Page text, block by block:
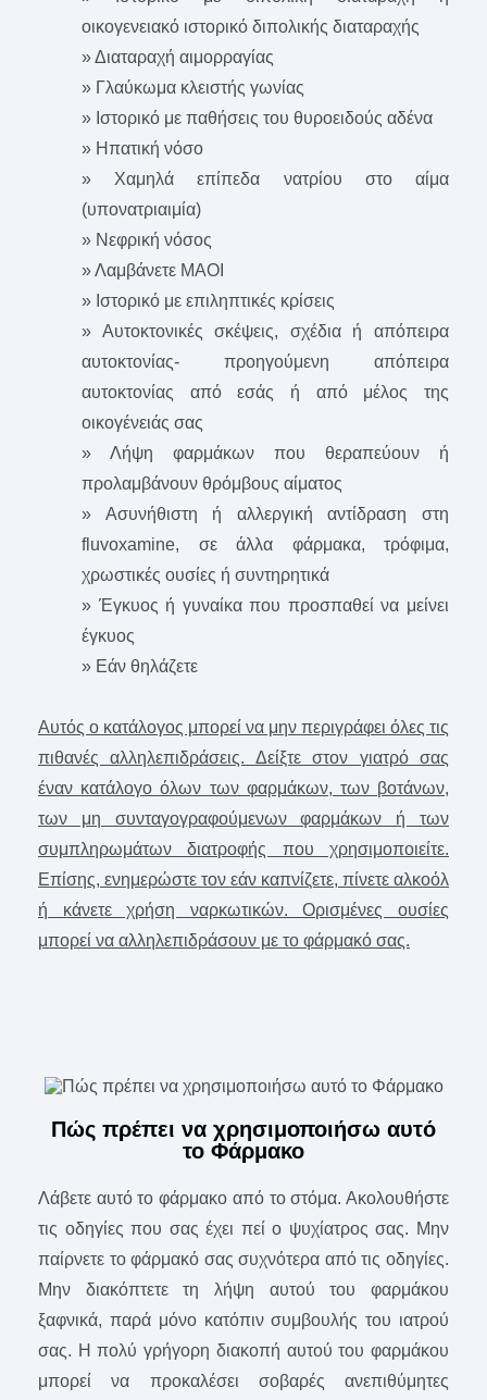
οικογενειακό ιστορικό διπολικής διαταραχής
» Διαταραχή αιμορραγίας
» Γλαύκωμα κλειστής γωνίας
» Ιστορικό με παθήσεις του θυροειδούς αδένα
» Ηπατική νόσο
» Χαμηλά επίπεδα νατρίου στο αίμα
(υπονατριαιμία)
» Νεφρική νόσος
» Λαμβάνετε ΜΑΟΙ
» Ιστορικό με επιληπτικές κρίσεις
» Αυτοκτονικές σκέψεις, σχέδια ή απόπειρα
αυτοκτονίας- προηγούμενη απόπειρα
αυτοκτονίας από εσάς ή από μέλος της
οικογένειάς σας
» Λήψη φαρμάκων που θεραπεύουν ή
προλαμβάνουν θρόμβους αίματος
» Ασυνήθιστη ή αλλεργική αντίδραση στη
fluvoxamine, σε άλλα φάρμακα, τρόφιμα,
χρωστικές ουσίες ή συντηρητικά
» Έγκυος ή γυναίκα που προσπαθεί να μείνει
έγκυος
» Εάν θηλάζετε
Αυτός ο κατάλογος μπορεί να μην περιγράφει όλες τις
πιθανές αλληλεπιδράσεις. Δείξτε στον γιατρό σας
έναν κατάλογο όλων των φαρμάκων, των βοτάνων,
των μη συνταγογραφούμενων φαρμάκων ή των
συμπληρωμάτων διατροφής που χρησιμοποιείτε.
Επίσης, ενημερώστε τον εάν καπνίζετε, πίνετε αλκοόλ
ή κάνετε χρήση ναρκωτικών. Ορισμένες ουσίες
μπορεί να αλληλεπιδράσουν με το φάρμακό σας.
Πώς πρέπει να χρησιμοποιήσω αυτό
το Φάρμακο
Λάβετε αυτό το φάρμακο από το στόμα. Ακολουθήστε
τις οδηγίες που σας έχει πεί ο ψυχίατρος σας. Μην
παίρνετε το φάρμακό σας συχνότερα από τις οδηγίες.
Μην διακόπτετε τη λήψη αυτού του φαρμάκου
ξαφνικά, παρά μόνο κατόπιν συμβουλής του ιατρού
σας. Η πολύ γρήγορη διακοπή αυτού του φαρμάκου
μπορεί να προκαλέσει σοβαρές ανεπιθύμητες